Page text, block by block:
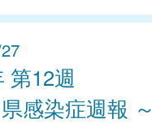
第12週
感染症週報 ～